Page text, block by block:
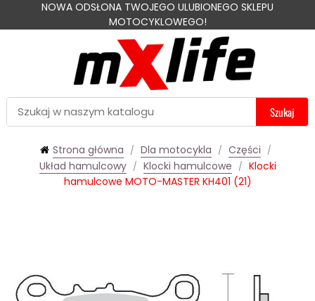
NOWA ODSŁONA TWOJEGO ULUBIONEGO SKLEPU
MOTOCYKLOWEGO!
Szukaj
Strona główna Dla motocykla
Części
Układ hamulcowy
Klocki hamulcowe
Klocki
hamulcowe MOTO-MASTER KH401 (21)